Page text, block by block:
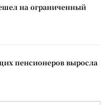
на ограниченный
пенсионеров выросла